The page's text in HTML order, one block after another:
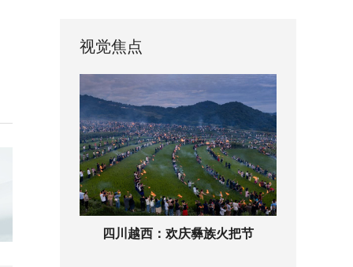
视觉焦点
四川越西：欢庆彝族火把节